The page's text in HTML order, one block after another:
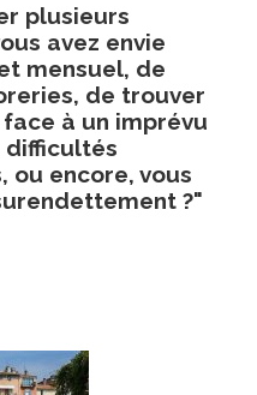
plusieurs
avez envie
mensuel, de
de trouver
à un imprévu
difficultés
ou encore, vous
?"